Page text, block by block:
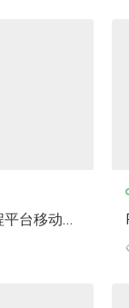
台移动应